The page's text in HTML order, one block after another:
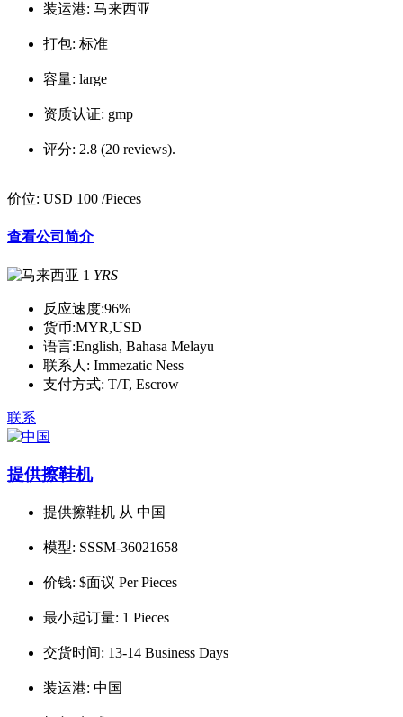
装运港: 马来西亚
打包: 标准
容量: large
资质认证: gmp
评分: 2.8 (20 reviews).
价位: USD 100 /Pieces
查看公司简介
1 YRS
反应速度:96%
货币:MYR,USD
语言:English, Bahasa Melayu
联系人: Immezatic Ness
支付方式: T/T, Escrow
联系
提供擦鞋机
提供擦鞋机 从 中国
模型: SSSM-36021658
价钱: $面议 Per Pieces
最小起订量: 1 Pieces
交货时间: 13-14 Business Days
装运港: 中国